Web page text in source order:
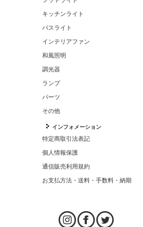
キッチンライト
バスライト
インテリアファン
和風照明
調光器
ランプ
パーツ
その他
インフォメーション
特定商取引法表記
個人情報保護
通信販売利用規約
お支払方法・送料・手数料・納期